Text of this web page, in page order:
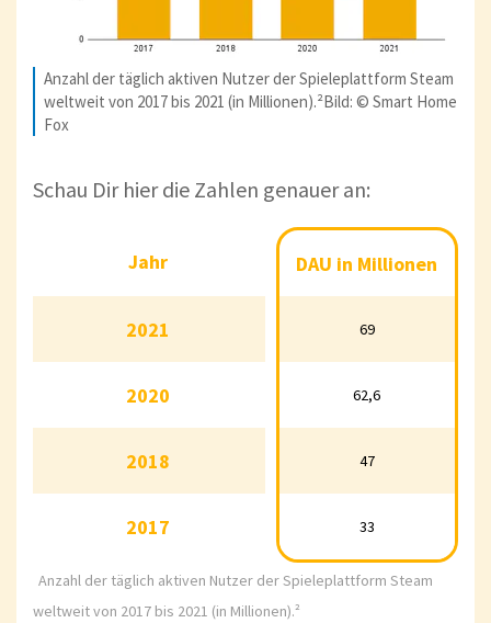
Anzahl der täglich aktiven Nutzer der Spieleplattform Steam
weltweit von 2017 bis 2021 (in Millionen).²Bild: © Smart Home
Fox
Schau Dir hier die Zahlen genauer an:
DAU in Millionen
62,6
DAU in Millionen
69
62,6
47
33
Jahr
2021
2020
2018
2017
Anzahl der täglich aktiven Nutzer der Spieleplattform Steam
weltweit von 2017 bis 2021 (in Millionen).²